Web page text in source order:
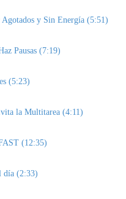
Agotados y Sin Energía (5:51)
Pausas (7:19)
(5:23)
la Multitarea (4:11)
(12:35)
día (2:33)